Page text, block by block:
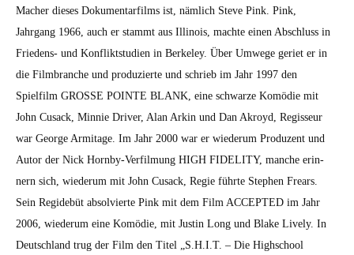
Mach­er dieses Doku­men­tarfilms ist, näm­lich Steve Pink. Pink,
Jahrgang 1966, auch er stammt aus Illi­nois, machte einen Abschluss in
Friedens- und Kon­flik­t­stu­di­en in Berke­ley. Über Umwege geri­et er in
die Film­branche und pro­duzierte und schrieb im Jahr 1997 den
Spielfilm GROSSE POINTE BLANK, eine schwarze Komödie mit
John Cusack, Min­nie Dri­ver, Alan Arkin und Dan Akroyd, Regis­seur
war George Armitage. Im Jahr 2000 war er wiederum Pro­duzent und
Autor der Nick Horn­by-Ver­fil­mung HIGH FIDELITY, manche erin­
nern sich, wiederum mit John Cusack, Regie führte Stephen Frears.
Sein Regide­büt absolvierte Pink mit dem Film ACCEPTED im Jahr
2006, wiederum eine Komödie, mit Justin Long und Blake Live­ly. In
Deutsch­land trug der Film den Titel „S.H.I.T. – Die High­school